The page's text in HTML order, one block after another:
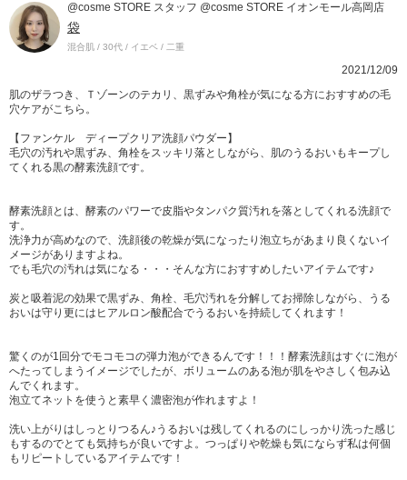
@cosme STORE スタッフ @cosme STORE イオンモール高岡店
袋
混合肌 / 30代 / イエベ / 二重
2021/12/09
肌のザラつき、Ｔゾーンのテカリ、黒ずみや角栓が気になる方におすすめの毛
穴ケアがこちら。
【ファンケル ディープクリア洗顔パウダー】
毛穴の汚れや黒ずみ、角栓をスッキリ落としながら、肌のうるおいもキープし
てくれる黒の酵素洗顔です。
酵素洗顔とは、酵素のパワーで皮脂やタンパク質汚れを落としてくれる洗顔で
す。
洗浄力が高めなので、洗顔後の乾燥が気になったり泡立ちがあまり良くないイ
メージがありますよね。
でも毛穴の汚れは気になる・・・そんな方におすすめしたいアイテムです♪
炭と吸着泥の効果で黒ずみ、角栓、毛穴汚れを分解してお掃除しながら、うる
おいは守り更にはヒアルロン酸配合でうるおいを持続してくれます！
驚くのが1回分でモコモコの弾力泡ができるんです！！！酵素洗顔はすぐに泡が
へたってしまうイメージでしたが、ボリュームのある泡が肌をやさしく包み込
んでくれます。
泡立てネットを使うと素早く濃密泡が作れますよ！
洗い上がりはしっとりつるん♪うるおいは残してくれるのにしっかり洗った感じ
もするのでとても気持ちが良いですよ。つっぱりや乾燥も気にならず私は何個
もリピートしているアイテムです！